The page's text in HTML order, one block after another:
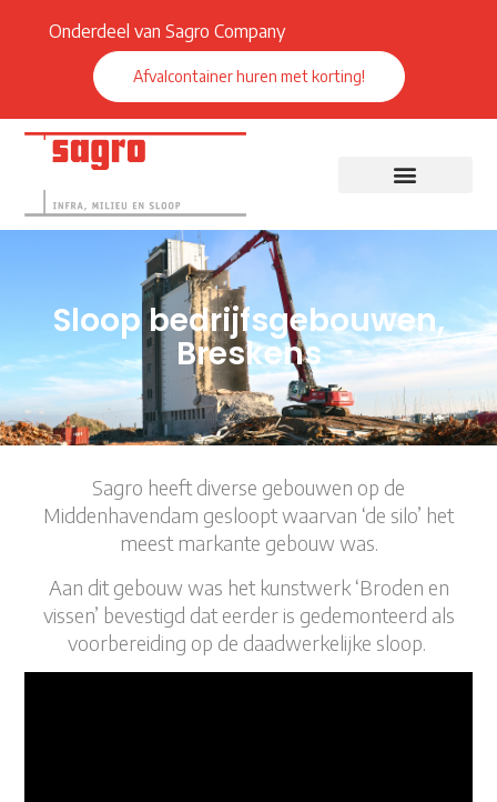
Onderdeel van Sagro Company
Afvalcontainer huren met korting!
Sloop bedrijfsgebouwen,
Breskens
Sagro heeft diverse gebouwen op de
Middenhavendam gesloopt waarvan ‘de silo’ het
meest markante gebouw was.
Aan dit gebouw was het kunstwerk ‘Broden en
vissen’ bevestigd dat eerder is gedemonteerd als
voorbereiding op de daadwerkelijke sloop.